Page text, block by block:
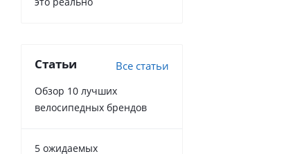
Статьи Все статьи
Обзор 10 лучших
велосипедных брендов
5 ожидаемых